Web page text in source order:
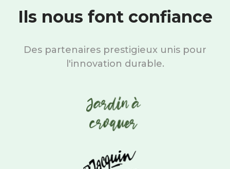
Ils nous font confiance
Des partenaires prestigieux unis pour
l'innovation durable.